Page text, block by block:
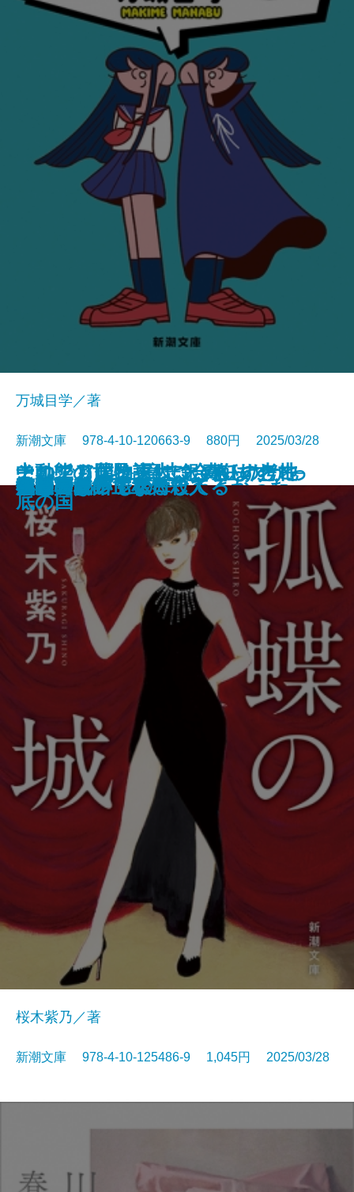
河を渡って木立の中へ
逃げろ逃げろ逃げろ！
灼熱の魂
銃を持つ花嫁
このクリニックはつぶれます！─
医療コンサル高柴一香の診断─
光の犬
中動態の世界─意志と責任の考古
学─
東大なんか入らなきゃよかった
それでも僕は東大に合格したかっ
た─偏差値35からの大逆転─
あの子とQ
万城目学／著
新潮文庫 978-4-10-120663-9 880円 2025/03/28
孤蝶の城
桜木紫乃／著
新潮文庫 978-4-10-125486-9 1,045円 2025/03/28
春のこわいもの
アマチュア
ナルニア国物語4 銀のいすと地
底の国
母親になって後悔してる
族長の秋
美澄真白の正なる殺人
小暮写眞館〔上〕
小暮写眞館〔下〕
沈むフランシス